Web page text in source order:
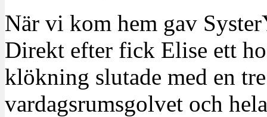
När vi kom hem gav
Direkt efter fick Elise ett
klökning slutade med en
vardagsrumsgolvet och